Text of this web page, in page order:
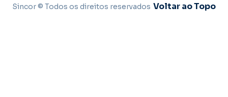
Sincor © Todos os direitos reservados Voltar ao Topo